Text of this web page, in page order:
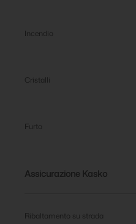
Incendio
Cristalli
Furto
Assicurazione Kasko
Ribaltamento su strada